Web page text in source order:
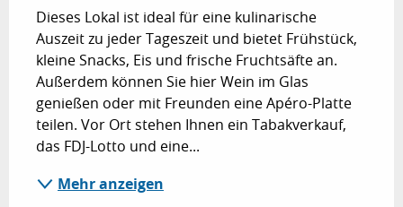
Dieses Lokal ist ideal für eine kulinarische
Auszeit zu jeder Tageszeit und bietet Frühstück,
kleine Snacks, Eis und frische Fruchtsäfte an.
Außerdem können Sie hier Wein im Glas
genießen oder mit Freunden eine Apéro-Platte
teilen. Vor Ort stehen Ihnen ein Tabakverkauf,
das FDJ-Lotto und eine...
Mehr anzeigen